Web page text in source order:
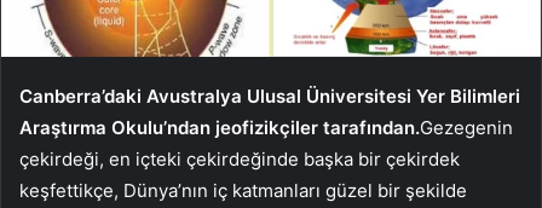
Canberra’daki Avustralya Ulusal Üniversitesi Yer Bilimleri
Araştırma Okulu’ndan jeofizikçiler tarafından.Gezegenin
çekirdeği, en içteki çekirdeğinde başka bir çekirdek
keşfettikçe, Dünya’nın iç katmanları güzel bir şekilde